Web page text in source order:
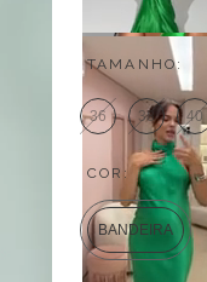
FRETE
TAMANHO:
36 38 40
COR:
BANDEIRA